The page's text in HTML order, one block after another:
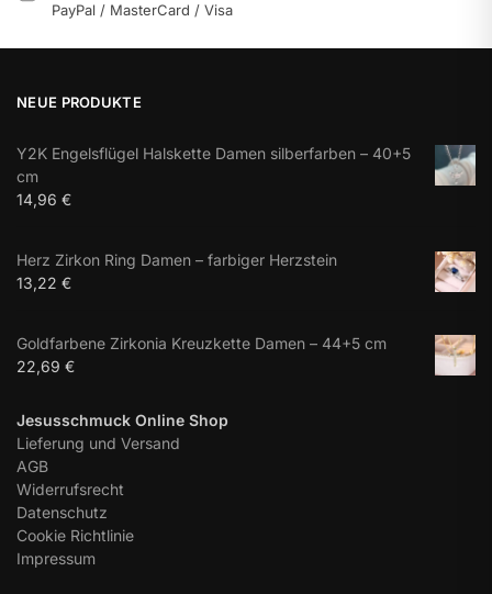
PayPal / MasterCard / Visa
NEUE PRODUKTE
Y2K Engelsflügel Halskette Damen silberfarben – 40+5
cm
14,96 €
Herz Zirkon Ring Damen – farbiger Herzstein
13,22 €
Goldfarbene Zirkonia Kreuzkette Damen – 44+5 cm
22,69 €
Jesusschmuck Online Shop
Lieferung und Versand
AGB
Widerrufsrecht
Datenschutz
Cookie Richtlinie
Impressum